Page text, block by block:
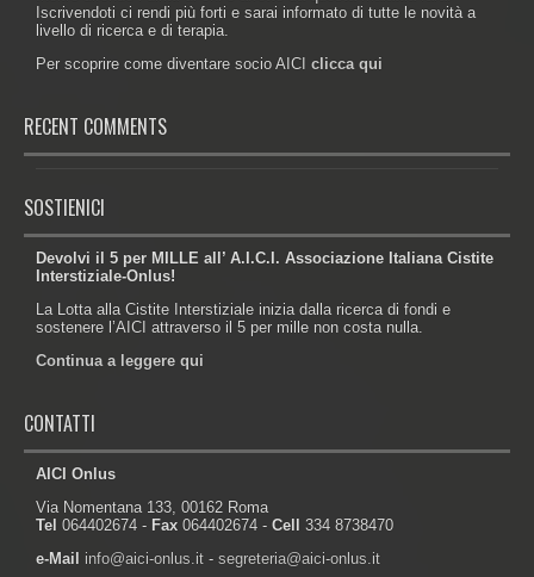
Iscrivendoti ci rendi più forti e sarai informato di tutte le novità a
livello di ricerca e di terapia.
Per scoprire come diventare socio AICI clicca qui
RECENT COMMENTS
SOSTIENICI
Devolvi il 5 per MILLE all’ A.I.C.I. Associazione Italiana Cistite
Interstiziale-Onlus!
La Lotta alla Cistite Interstiziale inizia dalla ricerca di fondi e
sostenere l’AICI attraverso il 5 per mille non costa nulla.
Continua a leggere qui
CONTATTI
AICI Onlus
Via Nomentana 133, 00162 Roma
Tel 064402674 - Fax 064402674 - Cell 334 8738470
e-Mail info@aici-onlus.it - segreteria@aici-onlus.it